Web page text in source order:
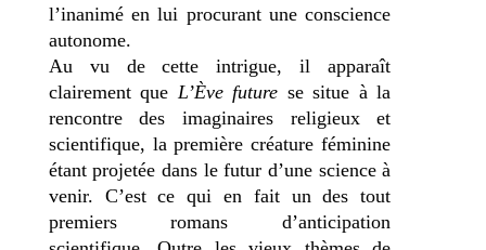
l’inanimé en lui procurant une conscience
autonome.
Au vu de cette intrigue, il apparaît
clairement que L’Ève future se situe à la
rencontre des imaginaires religieux et
scientifique, la première créature féminine
étant projetée dans le futur d’une science à
venir. C’est ce qui en fait un des tout
premiers romans d’anticipation